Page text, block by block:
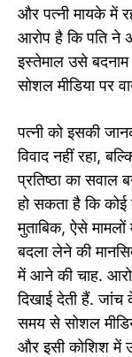
और पत्नी मायके में
आरोप है कि पति ने
इस्तेमाल उसे
सोशल मीडिया पर
पत्नी को इसकी
विवाद नहीं रहा,
प्रतिष्ठा का सवाल
हो सकता है कि कोई
मुताबिक, ऐसे
बदला लेने की
में आने की चाह.
दिखाई देती हैं. जांच
समय से सोशल
और इसी कोशिश में